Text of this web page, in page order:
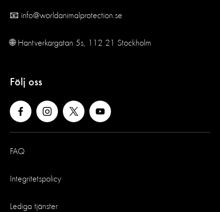
📧 info@worldanimalprotection.se
🌐 Hantverkargatan 5s, 112 21 Stockholm
Följ oss
FAQ
Integritetspolicy
Lediga tjänster